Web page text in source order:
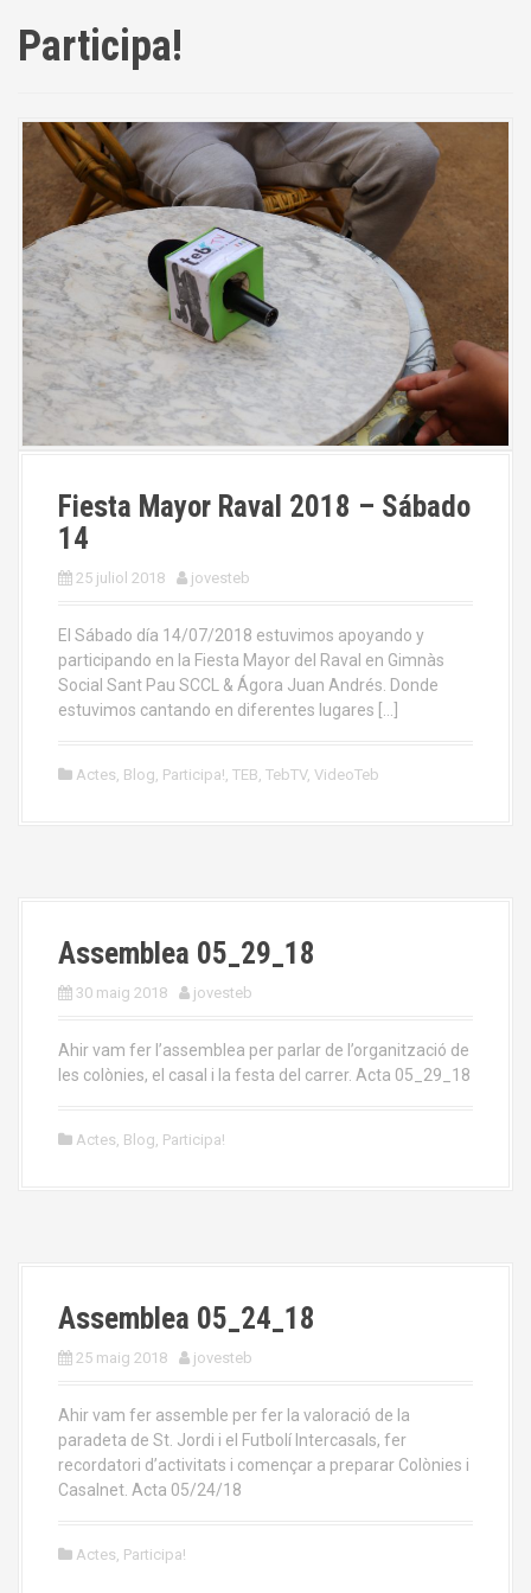
Participa!
Fiesta Mayor Raval 2018 – Sábado
14
25 juliol 2018 jovesteb
El Sábado día 14/07/2018 estuvimos apoyando y
participando en la Fiesta Mayor del Raval en Gimnàs
Social Sant Pau SCCL & Ágora Juan Andrés. Donde
estuvimos cantando en diferentes lugares […]
Actes, Blog, Participa!, TEB, TebTV, VideoTeb
Assemblea 05_29_18
30 maig 2018 jovesteb
Ahir vam fer l’assemblea per parlar de l’organització de
les colònies, el casal i la festa del carrer. Acta 05_29_18
Actes, Blog, Participa!
Assemblea 05_24_18
25 maig 2018 jovesteb
Ahir vam fer assemble per fer la valoració de la
paradeta de St. Jordi i el Futbolí Intercasals, fer
recordatori d’activitats i començar a preparar Colònies i
Casalnet. Acta 05/24/18
Actes, Participa!